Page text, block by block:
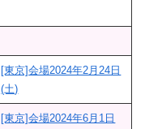
[東京]会場2024年2月24日
(土)
[東京]会場2024年6月1日